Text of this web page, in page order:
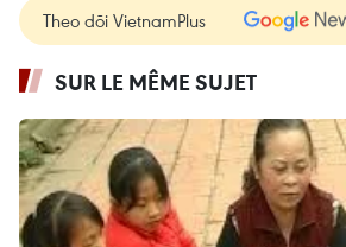
Theo dõi VietnamPlus
SUR LE MÊME SUJET